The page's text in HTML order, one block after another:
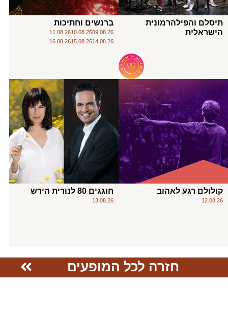
תיסלם והפילהרמונית
הישראלית
ברנשים וחתיכות
09.08.26
10.08.26
11.08.26
14.08.26
15.08.26
16.08.26
קולולם רגע לאהוב
12.08.26
חוגגים 80 לנורית הירש
13.08.26
חזרה לכל המופעים